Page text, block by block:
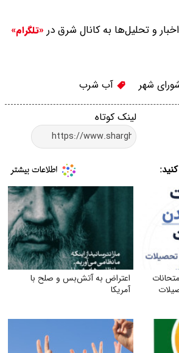
و تحلیل‌ها به کانال شرق در «تلگرام»
شهر آب شرب
لینک کوتاه
اعتراض به آتش‌بس و صلح با
آمریکا